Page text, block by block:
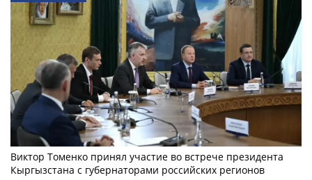
Виктор Томенко принял участие во встрече президента
Кыргызстана с губернаторами российских регионов